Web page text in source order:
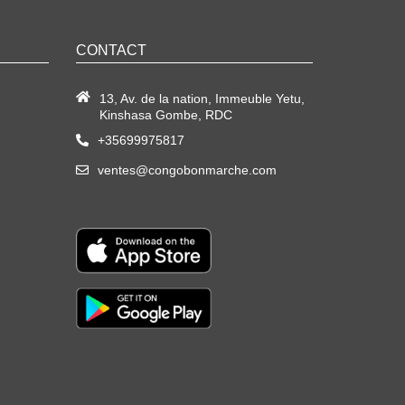
CONTACT
13, Av. de la nation, Immeuble Yetu,
Kinshasa Gombe, RDC
+35699975817
ventes@congobonmarche.com